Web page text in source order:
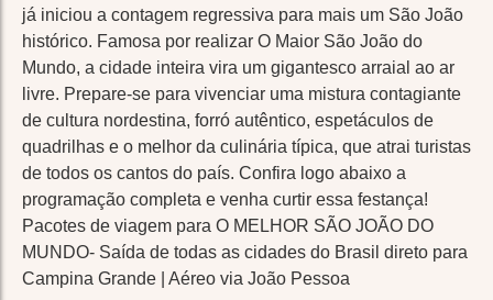
já iniciou a contagem regressiva para mais um São João
histórico. Famosa por realizar O Maior São João do
Mundo, a cidade inteira vira um gigantesco arraial ao ar
livre. Prepare-se para vivenciar uma mistura contagiante
de cultura nordestina, forró autêntico, espetáculos de
quadrilhas e o melhor da culinária típica, que atrai turistas
de todos os cantos do país. Confira logo abaixo a
programação completa e venha curtir essa festança!
Pacotes de viagem para O MELHOR SÃO JOÃO DO
MUNDO- Saída de todas as cidades do Brasil direto para
Campina Grande | Aéreo via João Pessoa